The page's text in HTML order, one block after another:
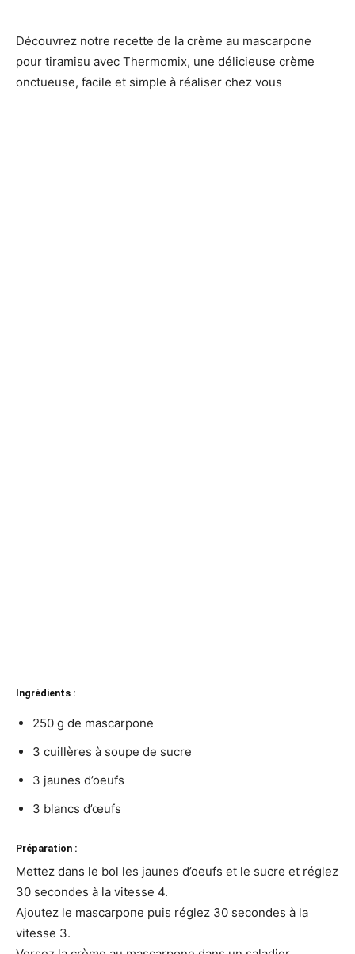
Découvrez notre recette de la crème au mascarpone
pour tiramisu avec Thermomix, une délicieuse crème
onctueuse, facile et simple à réaliser chez vous
Ingrédients :
250 g de mascarpone
3 cuillères à soupe de sucre
3 jaunes d’oeufs
3 blancs d’œufs
Préparation :
Mettez dans le bol les jaunes d’oeufs et le sucre et réglez
30 secondes à la vitesse 4.
Ajoutez le mascarpone puis réglez 30 secondes à la
vitesse 3.